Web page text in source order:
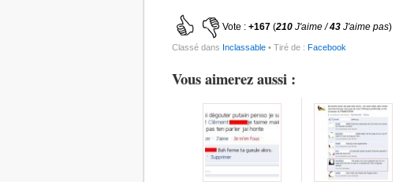
Vote : +167 (210 J'aime /43 J'aime pas)
Classé dans Inclassable • Tiré de : Facebook
Vous aimerez aussi :